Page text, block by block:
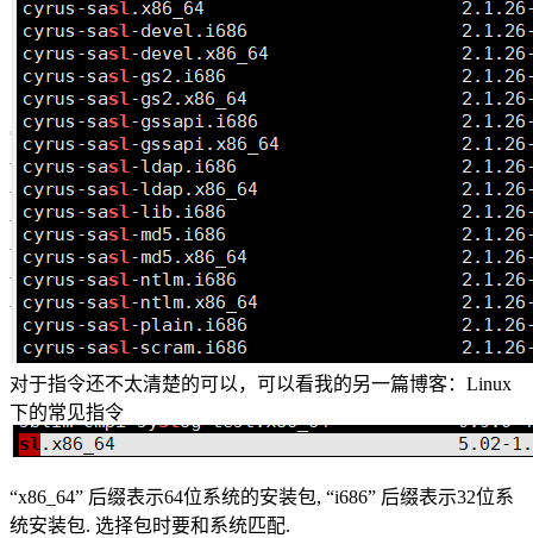
对于指令还不太清楚的可以，可以看我的另一篇博客：Linux
下的常见指令
“x86_64” 后缀表示64位系统的安装包, “i686” 后缀表示32位系
统安装包. 选择包时要和系统匹配.